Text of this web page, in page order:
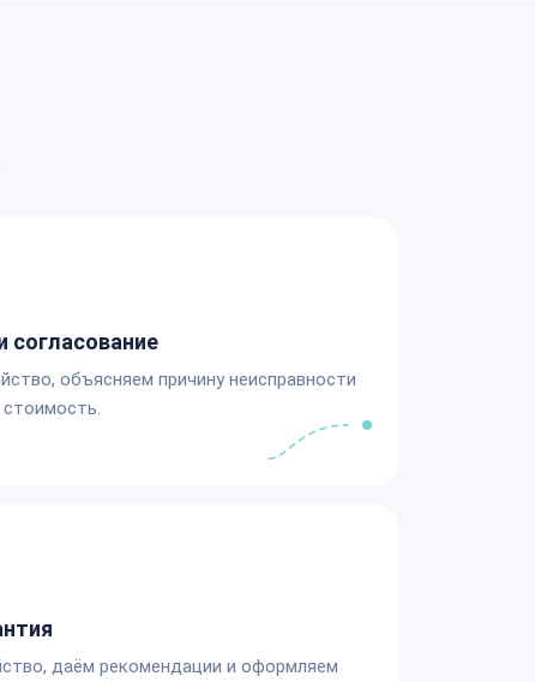
согласование
объясняем причину неисправности
даём рекомендации и оформляем